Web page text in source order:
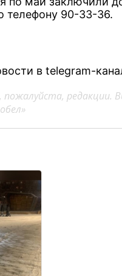
телефону 90-33-36.
в telegram-
редакции.